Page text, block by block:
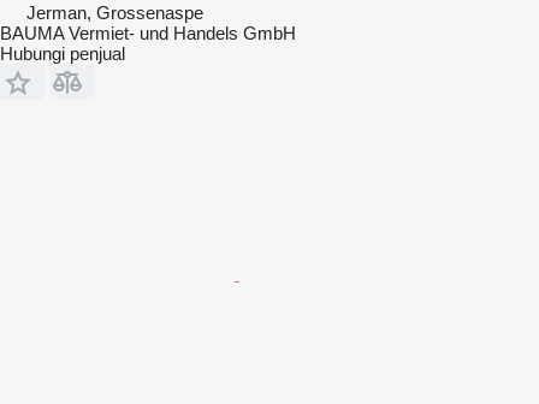
Jerman, Grossenaspe
BAUMA Vermiet- und Handels GmbH
Hubungi penjual